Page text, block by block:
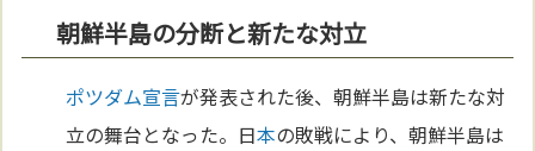
朝鮮半島の分断と新たな対立
ポツダム宣言が発表された後、朝鮮半島は新たな対
立の舞台となった。日本の敗戦により、朝鮮半島は